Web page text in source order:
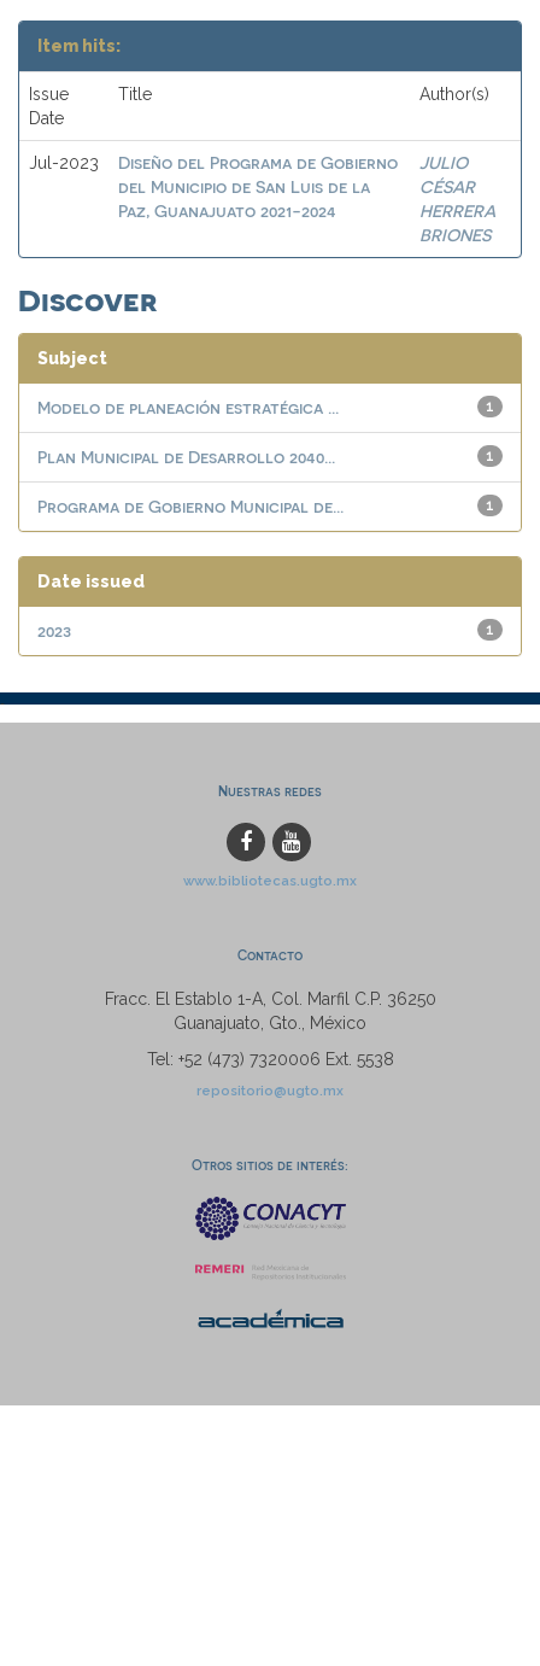
Item hits:
Issue
Date
Title Author(s)
Jul-2023
Diseño del Programa de Gobierno
del Municipio de San Luis de la
Paz, Guanajuato 2021-2024
JULIO
CÉSAR
HERRERA
BRIONES
Discover
Subject
1
Modelo de planeación estratégica ...
1
Plan Municipal de Desarrollo 2040...
1
Programa de Gobierno Municipal de...
Date issued
1
2023
Nuestras redes
www.bibliotecas.ugto.mx
Contacto
Fracc. El Establo 1-A, Col. Marfil C.P. 36250
Guanajuato, Gto., México
Tel: +52 (473) 7320006 Ext. 5538
repositorio@ugto.mx
Otros sitios de interés: